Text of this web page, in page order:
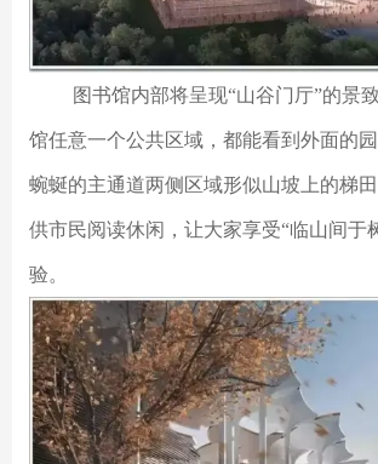
图书馆内部将呈现“山谷门厅”的景
馆任意一个公共区域，都能看到外面的园
蜿蜒的主通道两侧区域形似山坡上的梯
供市民阅读休闲，让大家享受“临山间于
验。